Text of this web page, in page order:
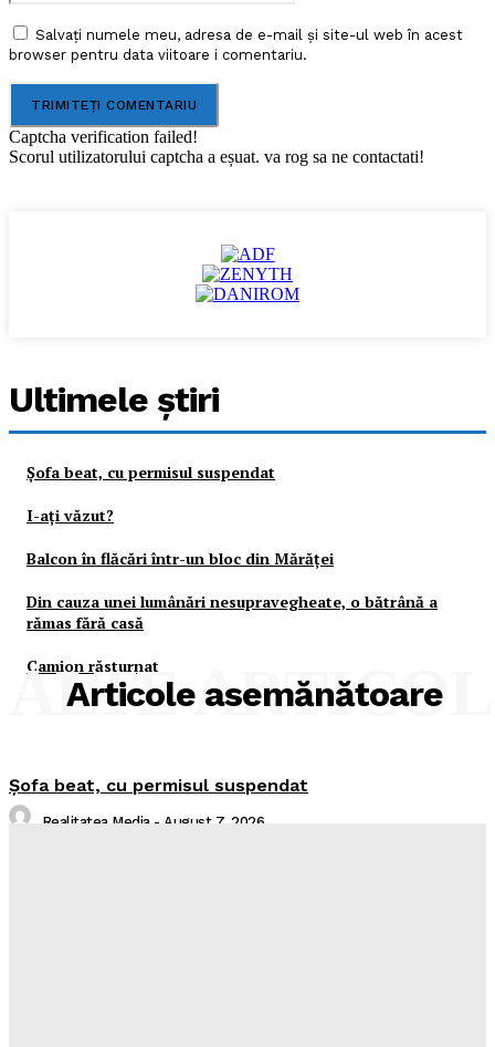
Salvați numele meu, adresa de e-mail și site-ul web în acest
browser pentru data viitoare i comentariu.
Captcha verification failed!
Scorul utilizatorului captcha a eșuat. va rog sa ne contactati!
Ultimele ştiri
Şofa beat, cu permisul suspendat
I-aţi văzut?
Balcon în flăcări într-un bloc din Mărăţei
Din cauza unei lumânări nesupravegheate, o bătrână a
rămas fără casă
Camion răsturnat
Articole asemănătoare
ALTE
Şofa beat, cu permisul suspendat
Realitatea Media - August 7, 2026